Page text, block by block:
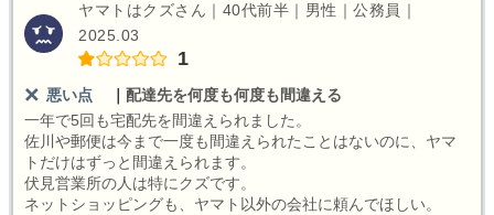
ヤマトはクズさん｜40代前半｜男性｜公務員｜
2025.03
1
悪い点
配達先を何度も何度も間違える
一年で5回も宅配先を間違えられました。
佐川や郵便は今まで一度も間違えられたことはないのに、ヤマ
トだけはずっと間違えられます。
伏見営業所の人は特にクズです。
ネットショッピングも、ヤマト以外の会社に頼んでほしい。